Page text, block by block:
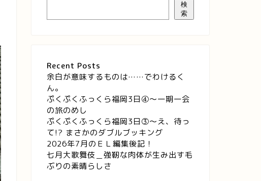
検
索
Recent Posts
余白が意味するものは……でわけるく
ん。
ぷくぷくふっくら福岡3日④～一期一会
の旅のめし
ぷくぷくふっくら福岡3日③～え、待っ
て!? まさかのダブルブッキング
2026年7月のＥＬ編集後記！
七月大歌舞伎＿強靭な肉体が生み出す毛
ぶりの素晴らしさ